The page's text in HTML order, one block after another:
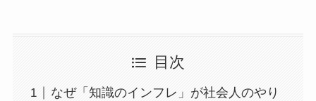
目次
なぜ「知識のインフレ」が社会人のやり